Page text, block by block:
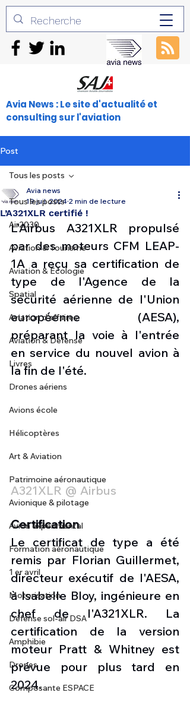
Avia News : Le site d'actualité et
consulting sur l'aviation
Post
Tous les posts
Air2030
Aviation & Tourisme
Aviation & Ecologie
Spatial
Aviation d'affaires
Aviation & Défense
Livres
Drones aériens
Avions école
Hélicoptères
Art & Aviation
Patrimoine aéronautique
Avionique & pilotage
Avion expérimental
Formation aéronautique
1 er avril
Motorisation
Défense sol-air DSA
Amphibie
Drones
Composante ESPACE
Tous les posts
L’A321XLR certifié !
Avia news
19 juil. 2024 2 min de lecture
L'Airbus A321XLR propulsé
par des moteurs CFM LEAP-
1A a reçu sa certification de
type de l'Agence de la
sécurité aérienne de l'Union
européenne (AESA),
préparant la voie à l'entrée
en service du nouvel avion à
la fin de l'été.
A321XLR @ Airbus
Certification
Le certificat de type a été
remis par Florian Guillermet,
directeur exécutif de l'AESA,
à Isabelle Bloy, ingénieure en
chef de l'A321XLR. La
certification de la version
moteur Pratt & Whitney est
prévue pour plus tard en
2024.